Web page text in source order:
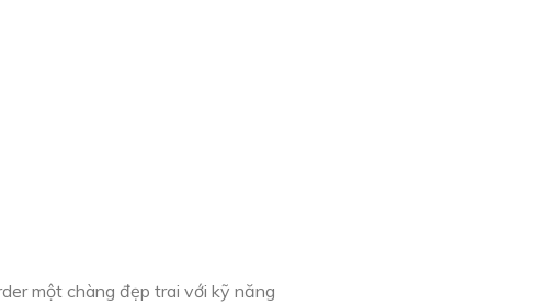
một chàng đẹp trai với kỹ năng